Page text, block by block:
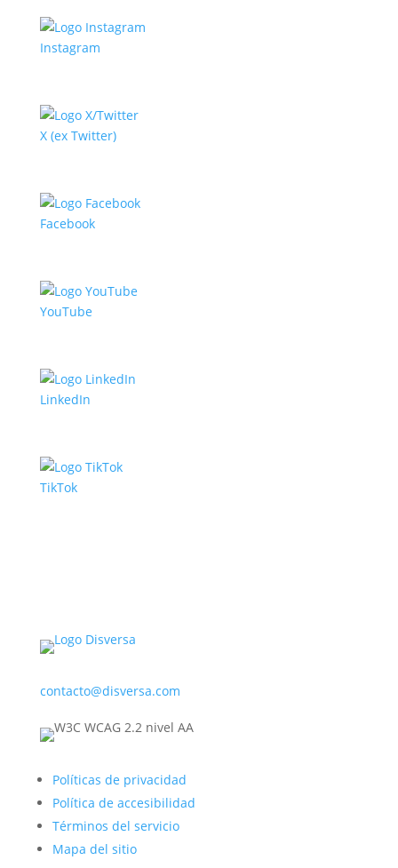
Instagram
X (ex Twitter)
Facebook
YouTube
LinkedIn
TikTok
contacto@disversa.com
Políticas de privacidad
Política de accesibilidad
Términos del servicio
Mapa del sitio